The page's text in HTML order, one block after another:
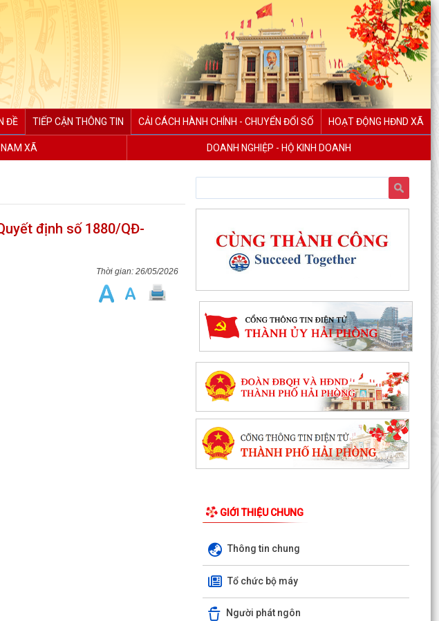
ĐỀ TIẾP CẬN THÔNG TIN CẢI CÁCH HÀNH CHÍNH - CHUYỂN ĐỔI SỐ HOẠT ĐỘNG HĐND XÃ
XÃ DOANH NGHIỆP - HỘ KINH DOANH
định số 1880/QĐ-
26/05/2026
GIỚI THIỆU CHUNG
Thông tin chung
Tổ chức bộ máy
Người phát ngôn
Ủy ban nhân dân xã Việt Khê: Tăng cường triển
học...
XÃ VIỆT KHÊ TỔ CHỨC HỘI NGHỊ TUYÊN